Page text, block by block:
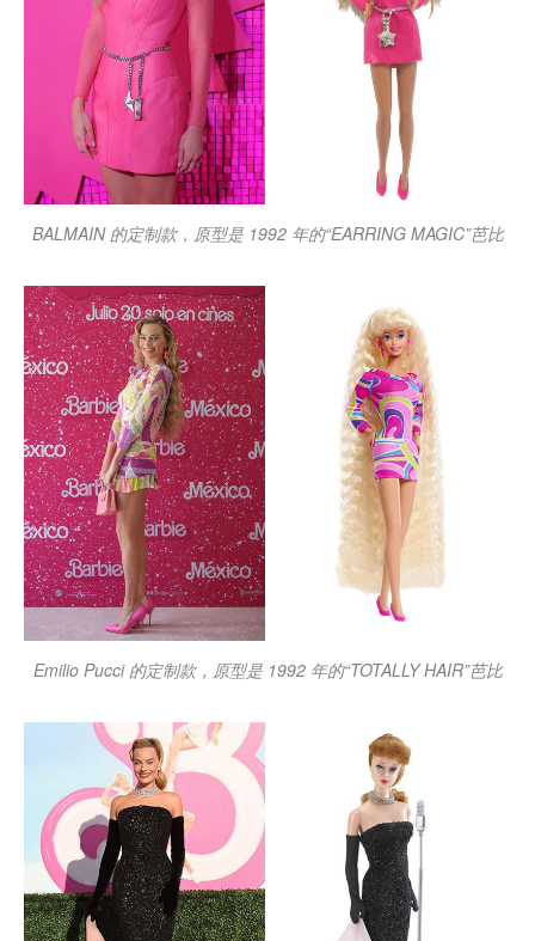
BALMAIN 的定制款，原型是 1992 年的“EARRING MAGIC”芭比
Emilio Pucci 的定制款，原型是 1992 年的“TOTALLY HAIR”芭比